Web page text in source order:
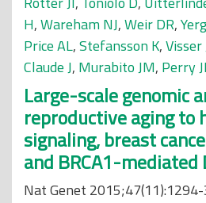
H,Wareham NJ,Weir DR,
Price AL,Stefansson K,Visser
Claude J, Murabito JM, Perry
Large-scale genomic
reproductive aging to
signaling, breast
and BRCA1-mediated
Nat Genet